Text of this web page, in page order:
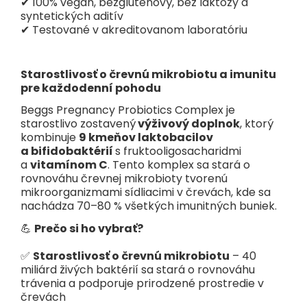
Bifidobacterium longum
BL21, Lactobacillus
acidophilusLA85,
Lactobacillus plantarum
Lp90,Lactobacillus
rhamnosusLRa05,
Lactococcus lactis ssp.
LactisLLa61,
Streptococcus
thermophilusST81
Fruktooligosacharidy
(FOS)
100 mg
-
Vitamín C
80 mg 100 %
* RHP – Denná referenčná hodnota príjmu vitamínov a
minerálnych látok
** CFU – Počet živých mikroorganizmov tvoriacich kolónie
(colony forming units) bezprostredne po výrobe produktu.
syntetických aditív
✔ Testované v akreditovanom laboratóriu
Starostlivosť o črevnú mikrobiotu a imunitu
pre každodenní pohodu
Beggs Pregnancy Probiotics Complex je
starostlivo zostavenývýživový doplnok, ktorý
kombinuje 9 kmeňov laktobacilov
a bifidobaktériís fruktooligosacharidmi
avitamínom C. Tento komplex sa stará o
rovnováhu črevnej mikrobioty tvorenú
mikroorganizmami sídliacimi v črevách, kde sa
nachádza 70–80 % všetkých imunitných buniek.
💪 Prečo si ho vybrať?
✅ Starostlivosť o črevnú mikrobiotu – 40
miliárd živých baktérií sa stará o rovnováhu
trávenia a podporuje prirodzené prostredie v
črevách